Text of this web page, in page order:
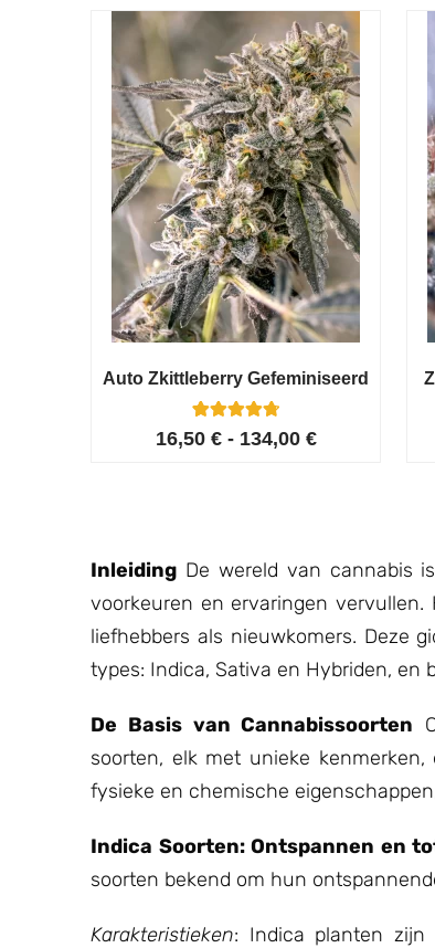
Auto Zkittleberry Gefeminiseerd
Gewaardeerd
4.80
5
16,50 € - 134,00 €
Inleiding De wereld van cannabis
voorkeuren en ervaringen
liefhebbers als nieuwkomers. Deze
types: Indica, Sativa en Hybriden, en
De Basis van Cannabissoorten
soorten, elk met unieke
fysieke en chemische
Indica Soorten: Ontspannen en
soorten bekend om hun
Karakteristieken: Indica planten zijn